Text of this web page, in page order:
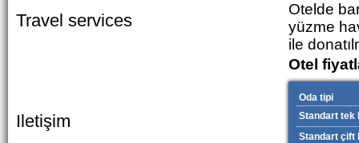
Konaklama
: tek ve iki kişilık odalar
Travel services
Iletişim
Otelde
yüzme
ile
Otel
Oda tipi
Standart tek
Standart çift